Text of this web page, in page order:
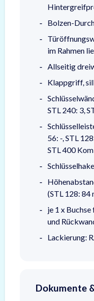
Bolzen-
im Rahmen
Allseitig
Klappgriff,
STL 240: 3,
56: -, STL
STL 400
(STL 128: 84
je 1 x
und
Lackierung:
Dokumente